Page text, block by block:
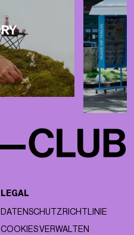
LEGAL
DATENSCHUTZRICHTLINIE
COOKIES VERWALTEN